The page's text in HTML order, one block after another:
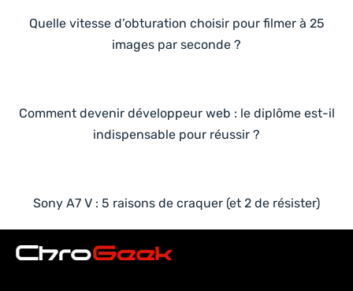
Quelle vitesse d’obturation choisir pour filmer à 25
images par seconde ?
Comment devenir développeur web : le diplôme est-il
indispensable pour réussir ?
Sony A7 V : 5 raisons de craquer (et 2 de résister)